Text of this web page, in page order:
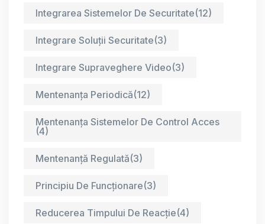
Integrarea Sistemelor De Securitate(12)
Integrare Soluții Securitate(3)
Integrare Supraveghere Video(3)
Mentenanța Periodică(12)
Mentenanța Sistemelor De Control Acces
(4)
Mentenanță Regulată(3)
Principiu De Funcționare(3)
Reducerea Timpului De Reacție(4)